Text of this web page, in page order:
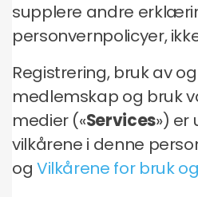
supplere andre
personvernpolicyer,
Registrering, bruk av
medlemskap og bruk
medier («Services») er
vilkårene i denne
og Vilkårene for bruk